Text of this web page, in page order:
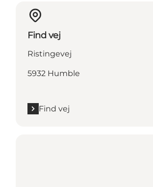
Find vej
Ristingevej
5932 Humble
Find vej